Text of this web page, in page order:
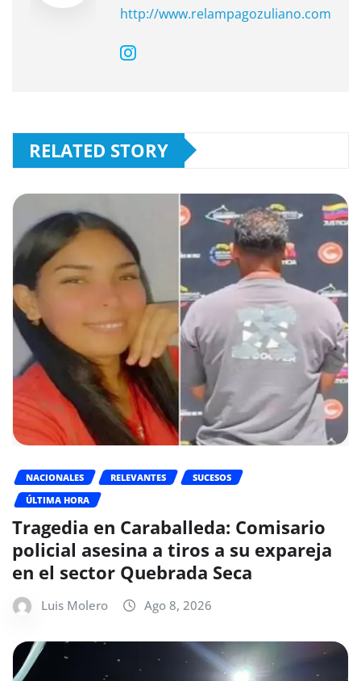
http://www.relampagozuliano.com
RELATED STORY
NACIONALES RELEVANTES
SUCESOS
ÚLTIMA HORA
Tragedia en Caraballeda: Comisario
policial asesina a tiros a su expareja
en el sector Quebrada Seca
Luis Molero Ago 8, 2026